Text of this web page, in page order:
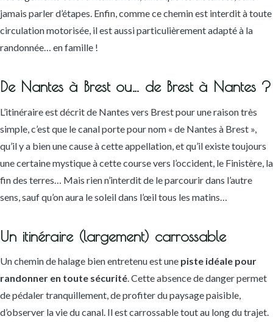
jamais parler d’étapes. Enfin, comme ce chemin est interdit à toute
circulation motorisée, il est aussi particulièrement adapté à la
randonnée… en famille !
De Nantes à Brest ou… de Brest à Nantes ?
L’itinéraire est décrit de Nantes vers Brest pour une raison très
simple, c’est que le canal porte pour nom « de Nantes à Brest »,
qu’il y a bien une cause à cette appellation, et qu’il existe toujours
une certaine mystique à cette course vers l’occident, le Finistère, la
fin des terres… Mais rien n’interdit de le parcourir dans l’autre
sens, sauf qu’on aura le soleil dans l’œil tous les matins…
Un itinéraire (largement) carrossable
Un chemin de halage bien entretenu est une piste idéale pour
randonner en toute sécurité. Cette absence de danger permet
de pédaler tranquillement, de profiter du paysage paisible,
d’observer la vie du canal. Il est carrossable tout au long du trajet.